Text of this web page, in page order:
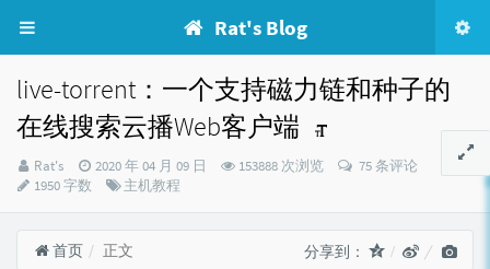
Rat's Blog
live-torrent：一个支持磁力链和种子的
在线搜索云播Web客户端
博
主：
Rat's
发
布
2020 年 04 月 09 日 153888 次浏览
75 条评论
1950 字数
分
主机教程
首页 正文 分享到：